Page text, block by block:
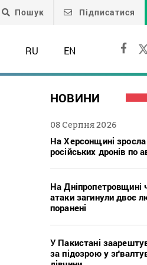
Пошук Підписатися
RU EN
НОВИНИ
08 Серпня 2026
На Херсонщині зросла
російських дронів по
На Дніпропетровщині
атаки загинули двоє
поранені
У Пакистані
за підозрою у